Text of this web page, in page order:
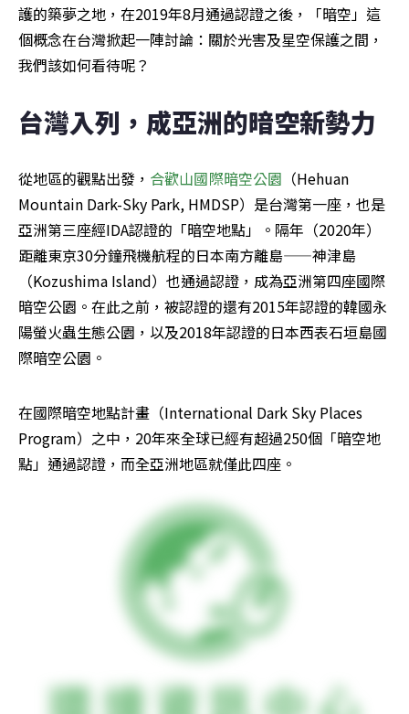
護的築夢之地，在2019年8月通過認證之後，「暗空」這
個概念在台灣掀起一陣討論：關於光害及星空保護之間，
我們該如何看待呢？
台灣入列，成亞洲的暗空新勢力
從地區的觀點出發， 合歡山國際暗空公園 （Hehuan
Mountain Dark-Sky Park, HMDSP）是台灣第一座，也是
亞洲第三座經IDA認證的「暗空地點」。隔年（2020年）
距離東京30分鐘飛機航程的日本南方離島——神津島
（Kozushima Island）也通過認證，成為亞洲第四座國際
暗空公園。在此之前，被認證的還有2015年認證的韓國永
陽螢火蟲生態公園，以及2018年認證的日本西表石垣島國
際暗空公園。
在國際暗空地點計畫（International Dark Sky Places
Program）之中，20年來全球已經有超過250個「暗空地
點」通過認證，而全亞洲地區就僅此四座。